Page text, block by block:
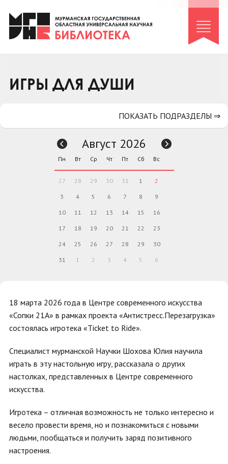
Клуб «Гиря и сельдерей»
Клуб «Семейный архив»
Коллегам
ИГРЫ ДЛЯ ДУШИ
18 марта 2026 года в Центре современного искусства
«Сопки 21А» в рамках проекта «Антистресс.Перезагрузка»
состоялась игротека «Ticket to Ride».
Специалист мурманской Научки Шохова Юлия научила
играть в эту настольную игру, рассказала о других
настолках, представленных в Центре современного
искусства.
Игротека – отличная возможность не только интересно и
весело провести время, но и познакомиться с новыми
людьми, пообщаться и получить заряд позитивного
настроения.
ПОКАЗАТЬ ПОДРАЗДЕЛЫ ⇒
Август 2026
Пн Вт Ср Чт Пт Сб Вс
27 28 29 30 31 1 2
3 4 5 6 7 8 9
10 11 12 13 14 15 16
17 18 19 20 21 22 23
24 25 26 27 28 29 30
31 1 2 3 4 5 6